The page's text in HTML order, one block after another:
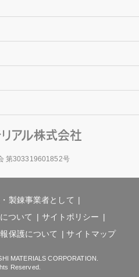
第303319601852号
製錬事業者として
ついて
サイトポリシー
保護について
サイトマップ
MATERIALS CORPORATION.
Reserved.